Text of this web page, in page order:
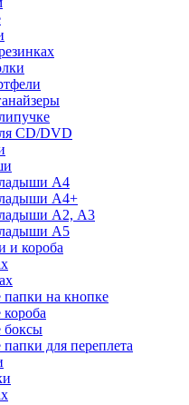
CD/DVD
А4
А4+
А2, А3
А5
и короба
на кнопке
боксы
для переплета